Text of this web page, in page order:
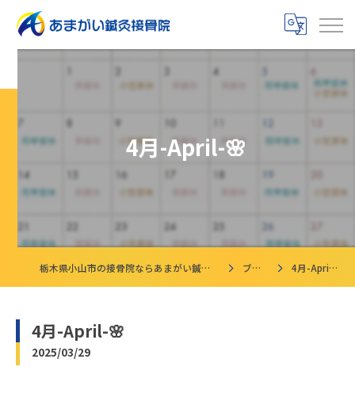
4月-April-🌸
栃木県小山市の接骨院ならあまがい鍼灸接骨院 ブログ 4月-April-🌸
4月-April-🌸
2025/03/29